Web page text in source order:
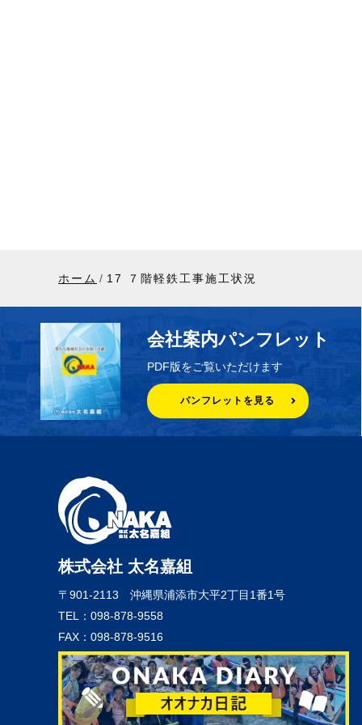
ホーム 17 ７階軽鉄工事施工状況
会社案内パンフレット
PDF版をご覧いただけます
パンフレットを見る
株式会社 太名嘉組
〒901-2113 沖縄県浦添市大平2丁目1番1号
TEL：098-878-9558
FAX：098-878-9516